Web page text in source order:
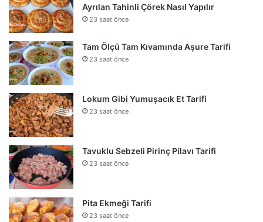
Ayrılan Tahinli Çörek Nasıl Yapılır
23 saat önce
Tam Ölçü Tam Kıvamında Aşure Tarifi
23 saat önce
Lokum Gibi Yumuşacık Et Tarifi
23 saat önce
Tavuklu Sebzeli Pirinç Pilavı Tarifi
23 saat önce
Pita Ekmeği Tarifi
23 saat önce